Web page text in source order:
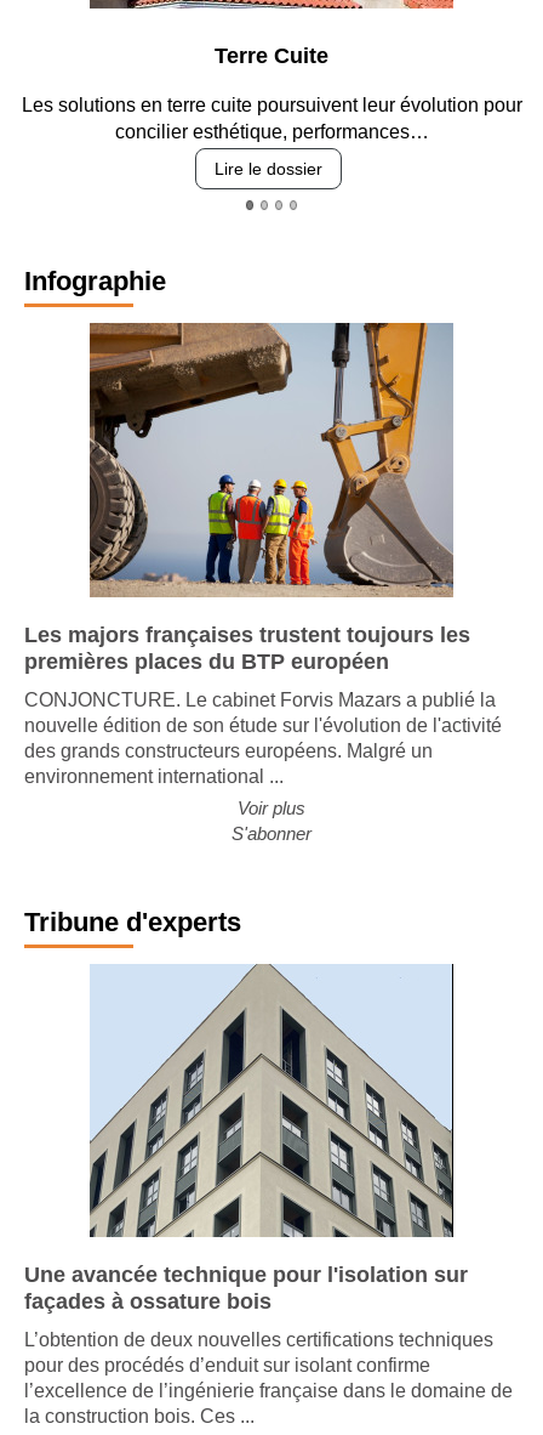
poursuivent leur évolution pour
performances…
Entre circulation,
Infographie
Les majors françaises trustent toujours les
premières places du BTP européen
CONJONCTURE. Le cabinet Forvis Mazars a publié la
nouvelle édition de son étude sur l'évolution de l'activité
des grands constructeurs européens. Malgré un
environnement international ...
Voir plus
S'abonner
Tribune d'experts
Une avancée technique pour l'isolation sur
façades à ossature bois
L’obtention de deux nouvelles certifications techniques
pour des procédés d’enduit sur isolant confirme
l’excellence de l’ingénierie française dans le domaine de
la construction bois. Ces ...